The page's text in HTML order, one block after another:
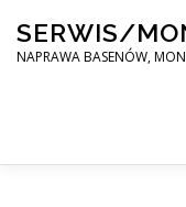
content
SERWIS/
NAPRAWA BASENÓW,